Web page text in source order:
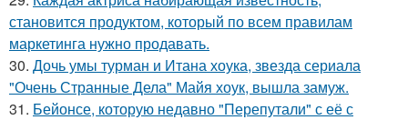
становится продуктом, который по всем правилам
маркетинга нужно продавать.
30. Дочь умы турман и Итана хоука, звезда сериала
"Очень Странные Дела" Майя хоук, вышла замуж.
31. Бейонсе, которую недавно "Перепутали" с её с